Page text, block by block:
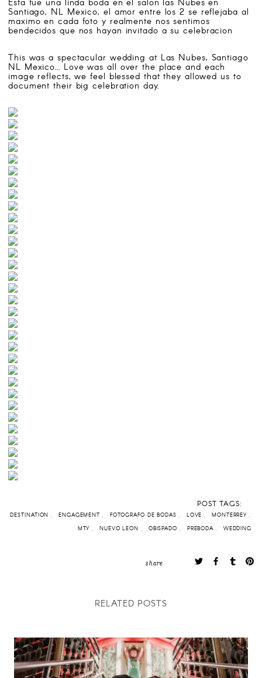
SEARCH
Follow us on:
Santiago, NL Mexico, el amor entre los 2 se reflejaba al
maximo en cada foto y realmente nos sentimos
bendecidos que nos hayan invitado a su celebracion
This was a spectacular wedding at Las Nubes, Santiago
NL Mexico… Love was all over the place and each
image reflects, we feel blessed that they allowed us to
document their big celebration day.
POST TAGS:
DESTINATION ENGAGEMENT FOTOGRAFO DE BODAS LOVE MONTERREY
MTY NUEVO LEON OBISPADO PREBODA WEDDING
share
RELATED POSTS